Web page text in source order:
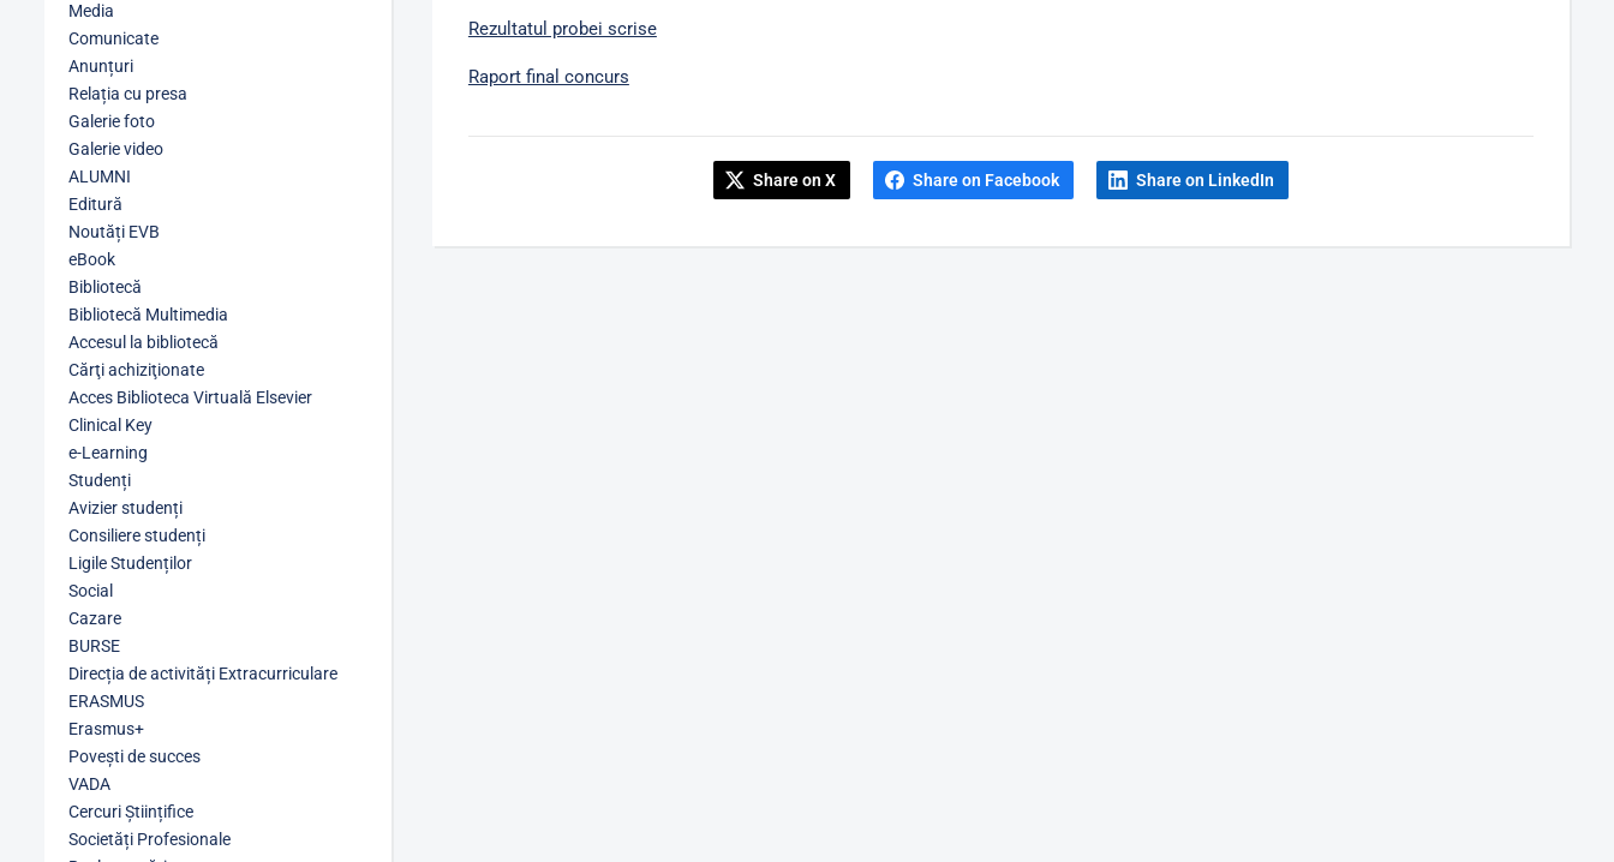
Media
Comunicate
Anunțuri
Relația cu presa
Galerie foto
Galerie video
ALUMNI
Editură
Noutăți EVB
eBook
Bibliotecă
Bibliotecă Multimedia
Accesul la bibliotecă
Cărţi achiziţionate
Acces Biblioteca Virtuală Elsevier
Clinical Key
e-Learning
Studenți
Avizier studenți
Consiliere studenți
Ligile Studenților
Social
Cazare
BURSE
Direcția de activități Extracurriculare
ERASMUS
Erasmus+
Povești de succes
VADA
Cercuri Științifice
Societăți Profesionale
Rezultatul probei scrise
Raport final concurs
Share on X Share on Facebook Share on LinkedIn